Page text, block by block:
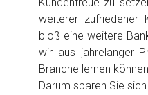
Marke*
Model*
Kundentreue zu
weiterer zufriedener
bloß eine weitere
wir aus jahrelanger
Branche lernen
Darum sparen Sie